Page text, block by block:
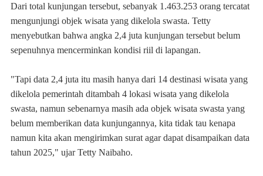
Dari total kunjungan tersebut, sebanyak 1.463.253 orang tercatat
mengunjungi objek wisata yang dikelola swasta. Tetty
menyebutkan bahwa angka 2,4 juta kunjungan tersebut belum
sepenuhnya mencerminkan kondisi riil di lapangan.
"Tapi data 2,4 juta itu masih hanya dari 14 destinasi wisata yang
dikelola pemerintah ditambah 4 lokasi wisata yang dikelola
swasta, namun sebenarnya masih ada objek wisata swasta yang
belum memberikan data kunjungannya, kita tidak tau kenapa
namun kita akan mengirimkan surat agar dapat disampaikan data
tahun 2025," ujar Tetty Naibaho.